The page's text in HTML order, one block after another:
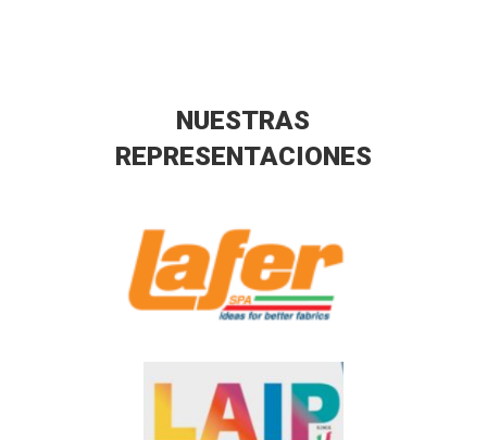
NUESTRAS
REPRESENTACIONES